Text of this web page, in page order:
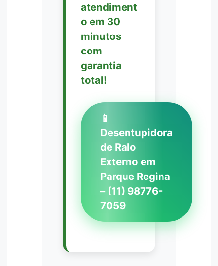
atendiment
o em 30
minutos
com
garantia
total!
📱
Desentupidora
de Ralo
Externo em
Parque Regina
– (11) 98776-
7059